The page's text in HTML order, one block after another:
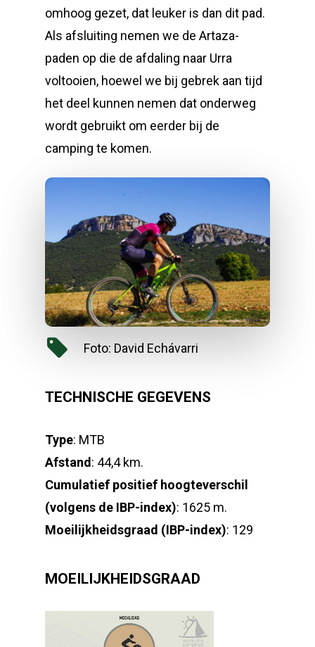
omhoog gezet, dat leuker is dan dit pad.
Als afsluiting nemen we de Artaza-
paden op die de afdaling naar Urra
voltooien, hoewel we bij gebrek aan tijd
het deel kunnen nemen dat onderweg
wordt gebruikt om eerder bij de
camping te komen.
Foto: David Echávarri
TECHNISCHE GEGEVENS
Type: MTB
Afstand: 44,4 km.
Cumulatief positief hoogteverschil
(volgens de IBP-index): 1625 m.
Moeilijkheidsgraad (IBP-index): 129
MOEILIJKHEIDSGRAAD